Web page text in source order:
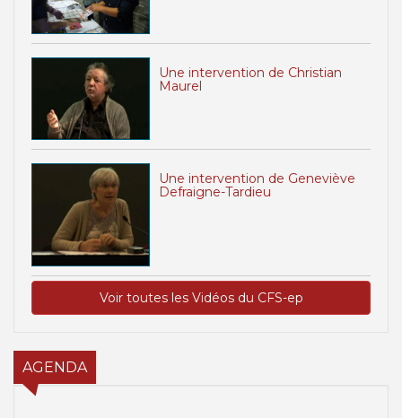
Une intervention de Christian
Maurel
Une intervention de Geneviève
Defraigne-Tardieu
Voir toutes les Vidéos du CFS-ep
AGENDA